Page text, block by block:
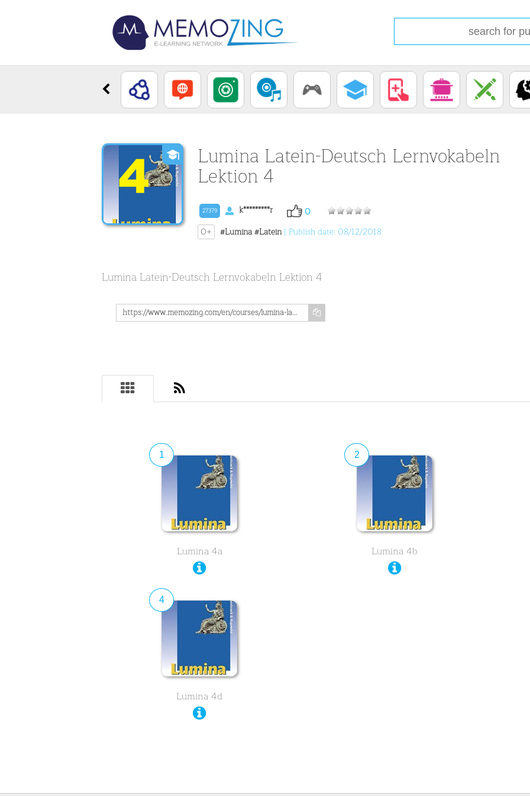
Lumina Latein-Deutsch Lernvokabeln
Lektion 4
27379 k*********r
0
0+
#Lumina#Latein| Publish date: 08/12/2018
Lumina Latein-Deutsch Lernvokabeln Lektion 4
https://www.memozing.com/en/courses/lumina-latein-deutsch-lernvokabeln-lektion-4-358571fbedc556e613bc855c
1
Lumina 4a
2
Lumina 4b
4
Lumina 4d